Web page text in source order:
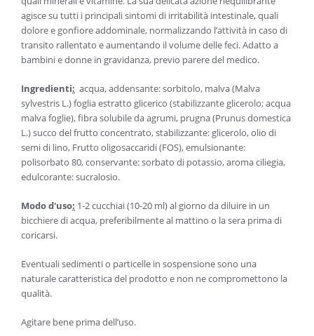
agisce su tutti i principali sintomi di irritabilità intestinale, quali
dolore e gonfiore addominale, normalizzando l’attività in caso di
transito rallentato e aumentando il volume delle feci. Adatto a
bambini e donne in gravidanza, previo parere del medico.
Ingredienti: acqua, addensante: sorbitolo, malva (Malva
sylvestris L.) foglia estratto glicerico (stabilizzante glicerolo; acqua
malva foglie), fibra solubile da agrumi, prugna (Prunus domestica
L.) succo del frutto concentrato, stabilizzante: glicerolo, olio di
semi di lino, Frutto oligosaccaridi (FOS), emulsionante:
polisorbato 80, conservante: sorbato di potassio, aroma ciliegia,
edulcorante: sucralosio.
Modo d'uso: 1-2 cucchiai (10-20 ml) al giorno da diluire in un
bicchiere di acqua, preferibilmente al mattino o la sera prima di
coricarsi.
Eventuali sedimenti o particelle in sospensione sono una
naturale caratteristica del prodotto e non ne compromettono la
qualità.
Agitare bene prima dell’uso.